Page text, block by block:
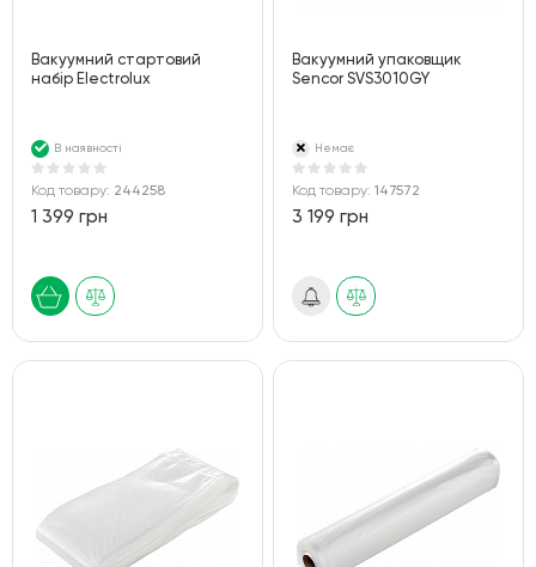
Вакуумний стартовий
набір Electrolux
В наявності
Код товару: 244258
1 399 грн
Вакуумний упаковщик
Sencor SVS3010GY
Немає
Код товару:147572
3 199 грн